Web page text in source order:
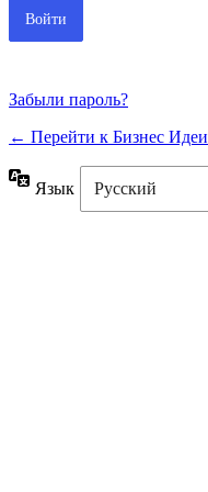
Забыли пароль?
← Перейти к Бизнес Идеи
Язык